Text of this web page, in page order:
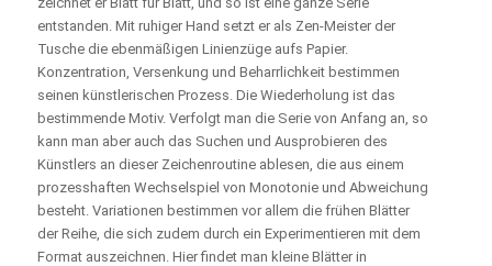
entstanden. Mit ruhiger Hand setzt er als Zen-Meister der
Tusche die ebenmäßigen Linienzüge aufs Papier.
Konzentration, Versenkung und Beharrlichkeit bestimmen
seinen künstlerischen Prozess. Die Wiederholung ist das
bestimmende Motiv. Verfolgt man die Serie von Anfang an, so
kann man aber auch das Suchen und Ausprobieren des
Künstlers an dieser Zeichenroutine ablesen, die aus einem
prozesshaften Wechselspiel von Monotonie und Abweichung
besteht. Variationen bestimmen vor allem die frühen Blätter
der Reihe, die sich zudem durch ein Experimentieren mit dem
Format auszeichnen. Hier findet man kleine Blätter in